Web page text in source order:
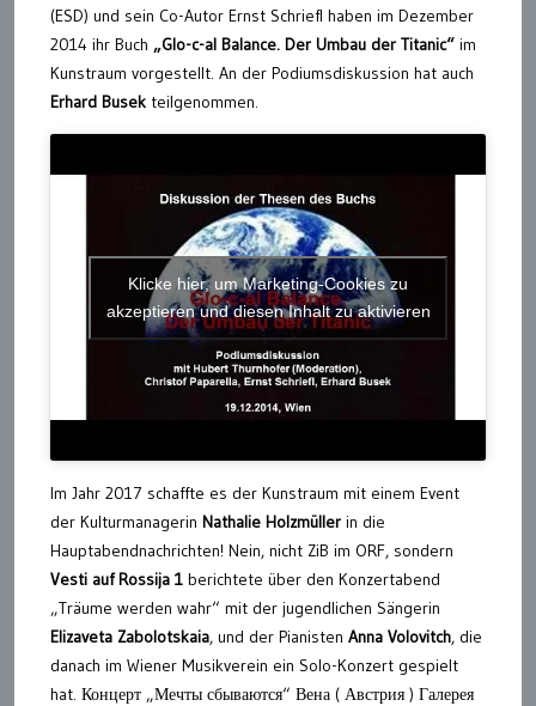
(ESD) und sein Co-Autor Ernst Schriefl haben im Dezember
2014 ihr Buch „Glo-c-al Balance. Der Umbau der Titanic“ im
Kunstraum vorgestellt. An der Podiumsdiskussion hat auch
Erhard Busek teilgenommen.
Klicke hier, um Marketing-Cookies zu
akzeptieren und diesen Inhalt zu aktivieren
Im Jahr 2017 schaffte es der Kunstraum mit einem Event
der Kulturmanagerin Nathalie Holzmüller in die
Hauptabendnachrichten! Nein, nicht ZiB im ORF, sondern
Vesti auf Rossija 1 berichtete über den Konzertabend
„Träume werden wahr“ mit der jugendlichen Sängerin
Elizaveta Zabolotskaia, und der Pianisten Anna Volovitch, die
danach im Wiener Musikverein ein Solo-Konzert gespielt
hat. Концерт „Мечты сбываются“ Вена ( Австрия ) Галерея